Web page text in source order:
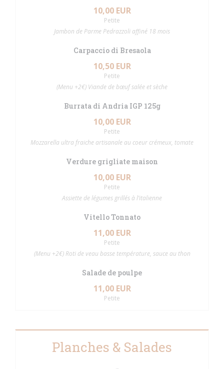
10,00 EUR
Petite
Jambon de Parme Pedrazzoli affiné 18 mois
Carpaccio di Bresaola
10,50 EUR
Petite
(Menu +2€) Viande de bœuf salée et sèche
Burrata di Andria IGP 125g
10,00 EUR
Petite
Mozzarella ultra fraiche artisanale au coeur crémeux, tomate
Verdure grigliate maison
10,00 EUR
Petite
Assiette de légumes grillés à l’italienne
Vitello Tonnato
11,00 EUR
Petite
(Menu +2€) Roti de veau basse température, sauce au thon
Salade de poulpe
11,00 EUR
Petite
Planches & Salades